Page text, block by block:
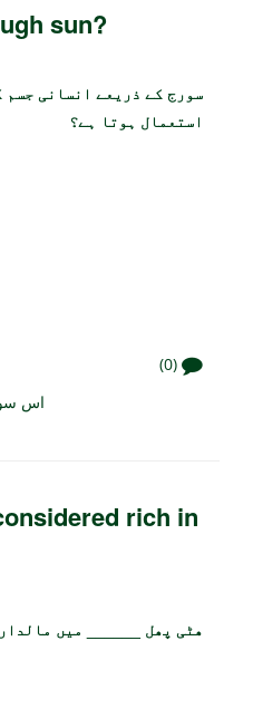
sun?
سورج کے ذریعے انسانی
استعمال ہوتا ہے؟
(0)
اس
rich in
ھٹی پھل ______ میں